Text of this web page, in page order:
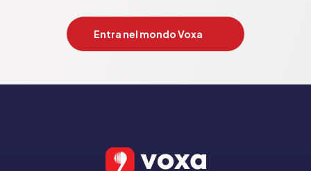
Entra nel mondo Voxa